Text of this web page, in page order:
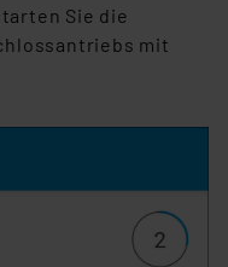
Sie die
mit